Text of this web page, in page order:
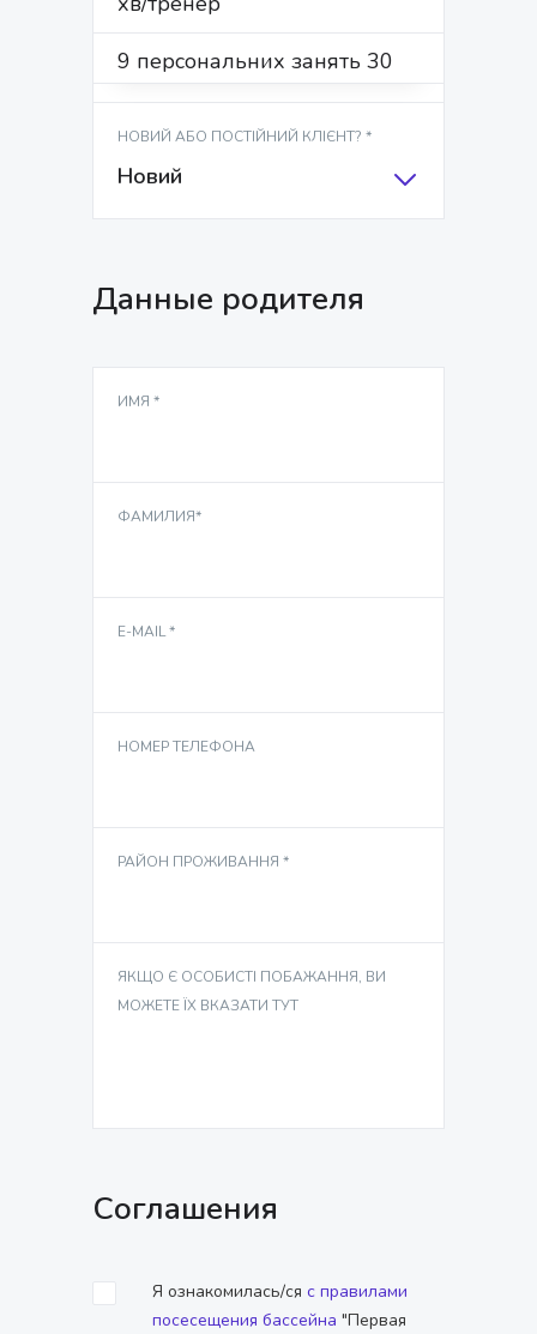
НОВИЙ АБО ПОСТІЙНИЙ КЛІЄНТ? *
Новий
Данные родителя
ИМЯ *
ФАМИЛИЯ*
E-MAIL *
НОМЕР ТЕЛЕФОНА
РАЙОН ПРОЖИВАННЯ *
ЯКЩО Є ОСОБИСТІ ПОБАЖАННЯ, ВИ
МОЖЕТЕ ЇХ ВКАЗАТИ ТУТ
Соглашения
Я ознакомилась/сяс правилами
посесещения бассейна "Первая
9 персональних занять 30
хв/тренер